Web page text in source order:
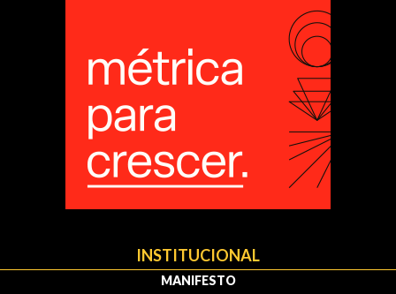
INSTITUCIONAL
MANIFESTO